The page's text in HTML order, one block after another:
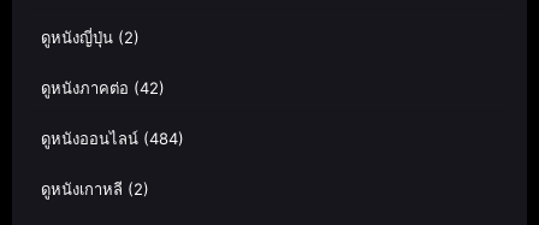
ดูหนังญี่ปุ่น (2)
ดูหนังภาคต่อ (42)
ดูหนังออนไลน์ (484)
ดูหนังเกาหลี (2)